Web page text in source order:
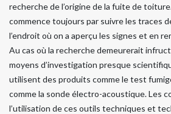
recherche de l’origine de la fuite de
commence toujours par suivre les traces
l’endroit où on a aperçu les signes et en
Au cas où la recherche demeurerait
moyens d’investigation presque
utilisent des produits comme le test
comme la sonde électro-acoustique. Les
l’utilisation de ces outils techniques et